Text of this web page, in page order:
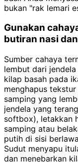
bukan "rak lemari
Gunakan
butiran nasi
Sumber cahaya
lembut dari
kilap basah pada
menghapus
samping yang
jendela yang
softbox), letakkan
samping atau
putih di sisi
Sudut menyapu
dan menebarkan